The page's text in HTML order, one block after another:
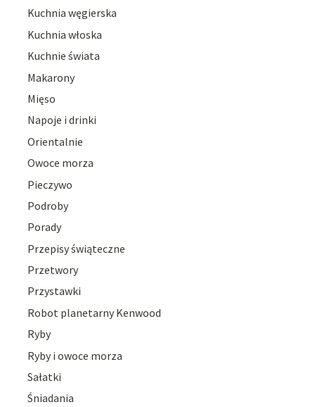
Kuchnia węgierska
Kuchnia włoska
Kuchnie świata
Makarony
Mięso
Napoje i drinki
Orientalnie
Owoce morza
Pieczywo
Podroby
Porady
Przepisy świąteczne
Przetwory
Przystawki
Robot planetarny Kenwood
Ryby
Ryby i owoce morza
Sałatki
Śniadania